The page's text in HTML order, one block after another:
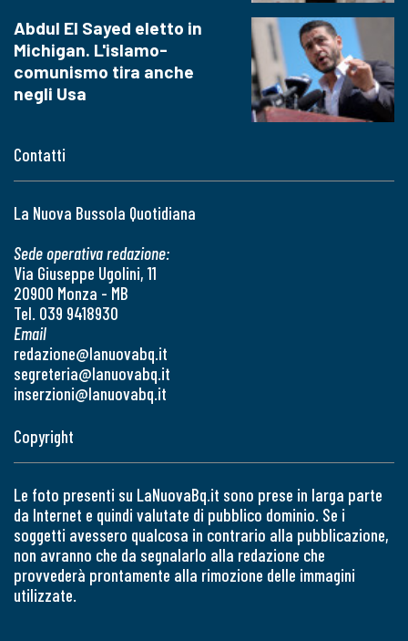
Contatti
La Nuova Bussola Quotidiana
Sede operativa redazione:
Via Giuseppe Ugolini, 11
20900 Monza - MB
Tel. 039 9418930
Email
redazione@lanuovabq.it
segreteria@lanuovabq.it
inserzioni@lanuovabq.it
Abdul El Sayed eletto in
Michigan. L'islamo-
comunismo tira anche
negli Usa
Copyright
Le foto presenti su LaNuovaBq.it sono prese in larga parte
da Internet e quindi valutate di pubblico dominio. Se i
soggetti avessero qualcosa in contrario alla pubblicazione,
non avranno che da segnalarlo alla redazione che
provvederà prontamente alla rimozione delle immagini
utilizzate.